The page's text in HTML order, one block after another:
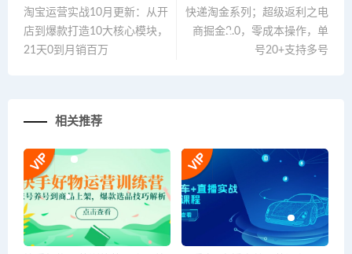
淘宝运营实战10月更新：从开
店到爆款打造10大核心模块，
21天0到月销百万
快递淘金系列；超级返利之电
商掘金2.0，零成本操作，单
号20+支持多号
相关推荐